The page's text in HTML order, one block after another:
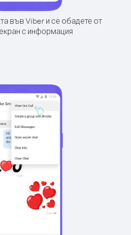
във Viber и се обадете от
с информация